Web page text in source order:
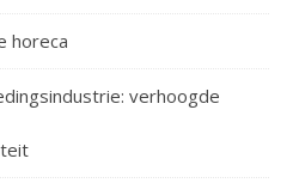
horeca
verhoogde